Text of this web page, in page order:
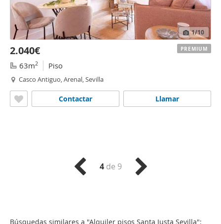
Búsquedas similares a "Alquiler pisos Santa Justa Sevilla":
1/10
2.040€
63m2 Piso
Casco Antiguo, Arenal, Sevilla
Llamar
Contactar
PREMIUM
4de 9